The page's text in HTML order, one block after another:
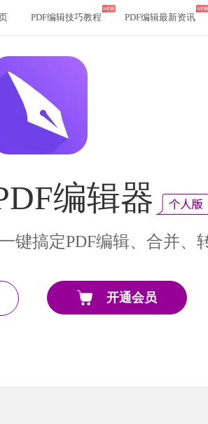
PDF编辑技巧教程 PDF编辑最新资讯
编辑器
键搞定PDF编辑、合并、
开通会员